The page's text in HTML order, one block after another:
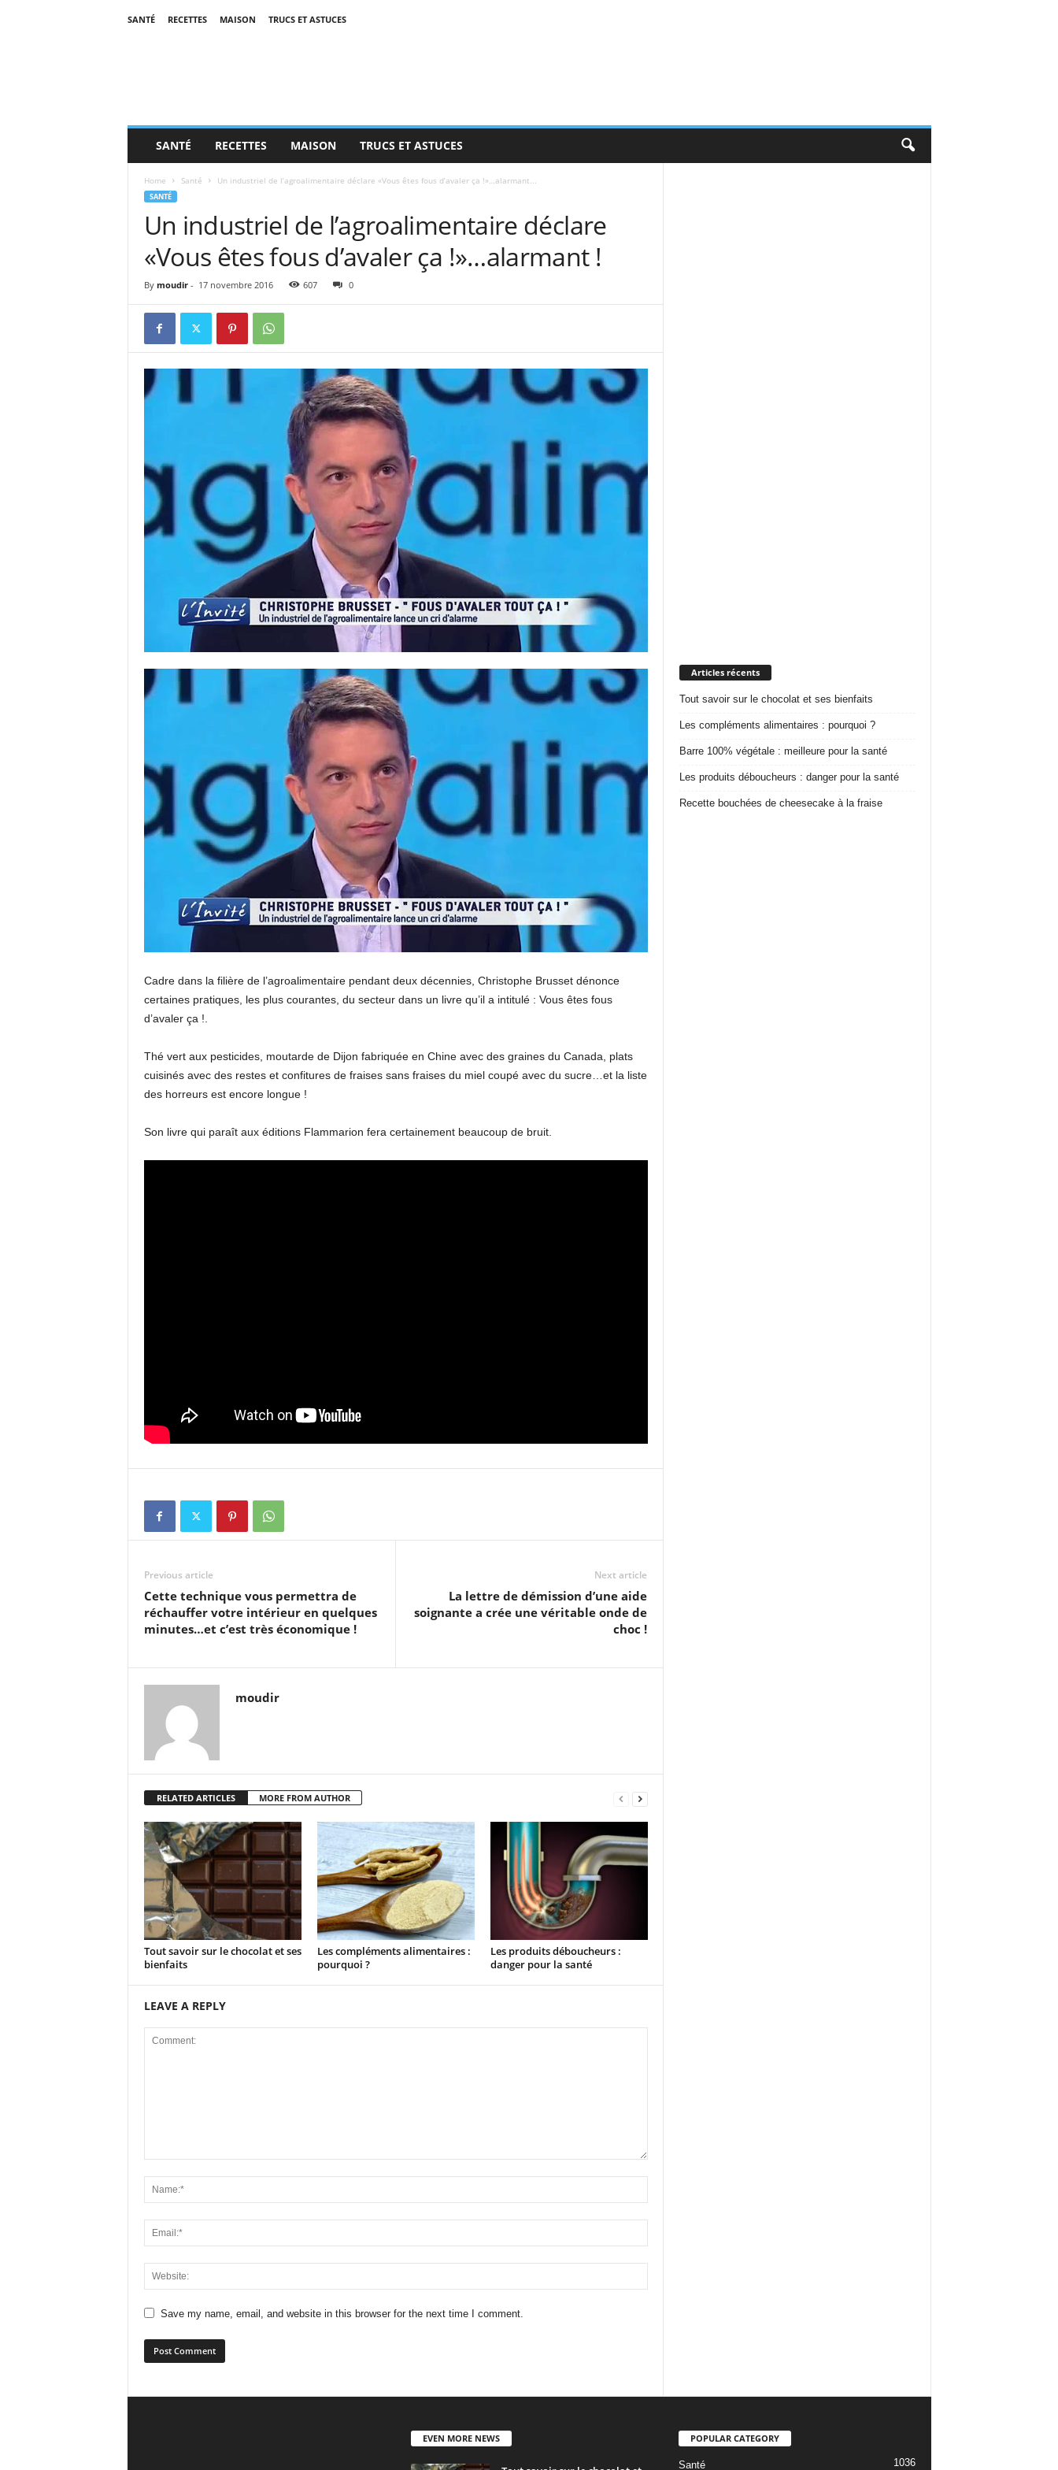
SANTÉ RECETTES MAISON TRUCS ET ASTUCES
SANTÉ RECETTES MAISON TRUCS ET ASTUCES
Home Santé Un industriel de l’agroalimentaire déclare «Vous êtes fous d’avaler ça !»…alarmant...
SANTÉ
Un industriel de l’agroalimentaire déclare
«Vous êtes fous d’avaler ça !»…alarmant !
By moudir- 17 novembre 2016 607 0
Cadre dans la filière de l’agroalimentaire pendant deux décennies, Christophe Brusset dénonce
certaines pratiques, les plus courantes, du secteur dans un livre qu’il a intitulé : Vous êtes fous
d’avaler ça !.
Thé vert aux pesticides, moutarde de Dijon fabriquée en Chine avec des graines du Canada, plats
cuisinés avec des restes et confitures de fraises sans fraises du miel coupé avec du sucre…et la liste
des horreurs est encore longue !
Son livre qui paraît aux éditions Flammarion fera certainement beaucoup de bruit.
Previous article
Cette technique vous permettra de
réchauffer votre intérieur en quelques
minutes…et c’est très économique !
Next article
La lettre de démission d’une aide
soignante a crée une véritable onde de
choc !
moudir
RELATED ARTICLES MORE FROM AUTHOR
Tout savoir sur le chocolat et ses
bienfaits
Les compléments alimentaires :
pourquoi ?
Les produits déboucheurs :
danger pour la santé
LEAVE A REPLY
Save my name, email, and website in this browser for the next time I comment.
Articles récents
Tout savoir sur le chocolat et ses bienfaits
Les compléments alimentaires : pourquoi ?
Barre 100% végétale : meilleure pour la santé
Les produits déboucheurs : danger pour la santé
Recette bouchées de cheesecake à la fraise
EVEN MORE NEWS POPULAR CATEGORY
Santé 1036